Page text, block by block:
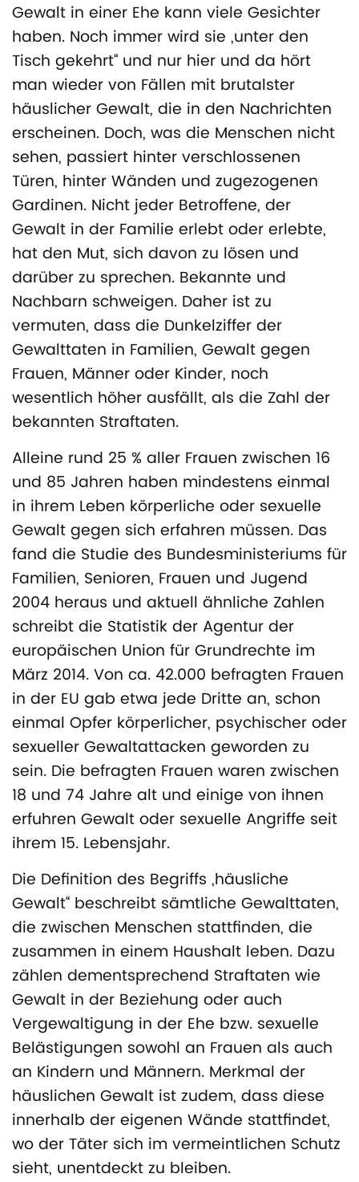
Gewalt in einer Ehe kann viele Gesichter
haben. Noch immer wird sie „unter den
Tisch gekehrt“ und nur hier und da hört
man wieder von Fällen mit brutalster
häuslicher Gewalt, die in den Nachrichten
erscheinen. Doch, was die Menschen nicht
sehen, passiert hinter verschlossenen
Türen, hinter Wänden und zugezogenen
Gardinen. Nicht jeder Betroffene, der
Gewalt in der Familie erlebt oder erlebte,
hat den Mut, sich davon zu lösen und
darüber zu sprechen. Bekannte und
Nachbarn schweigen. Daher ist zu
vermuten, dass die Dunkelziffer der
Gewalttaten in Familien, Gewalt gegen
Frauen, Männer oder Kinder, noch
wesentlich höher ausfällt, als die Zahl der
bekannten Straftaten.
Alleine rund 25 % aller Frauen zwischen 16
und 85 Jahren haben mindestens einmal
in ihrem Leben körperliche oder sexuelle
Gewalt gegen sich erfahren müssen. Das
fand die Studie des Bundesministeriums für
Familien, Senioren, Frauen und Jugend
2004 heraus und aktuell ähnliche Zahlen
schreibt die Statistik der Agentur der
europäischen Union für Grundrechte im
März 2014. Von ca. 42.000 befragten Frauen
in der EU gab etwa jede Dritte an, schon
einmal Opfer körperlicher, psychischer oder
sexueller Gewaltattacken geworden zu
sein. Die befragten Frauen waren zwischen
18 und 74 Jahre alt und einige von ihnen
erfuhren Gewalt oder sexuelle Angriffe seit
ihrem 15. Lebensjahr.
Die Definition des Begriffs „häusliche
Gewalt“ beschreibt sämtliche Gewalttaten,
die zwischen Menschen stattfinden, die
zusammen in einem Haushalt leben. Dazu
zählen dementsprechend Straftaten wie
Gewalt in der Beziehung oder auch
Vergewaltigung in der Ehe bzw. sexuelle
Belästigungen sowohl an Frauen als auch
an Kindern und Männern. Merkmal der
häuslichen Gewalt ist zudem, dass diese
innerhalb der eigenen Wände stattfindet,
wo der Täter sich im vermeintlichen Schutz
sieht, unentdeckt zu bleiben.